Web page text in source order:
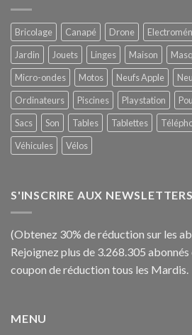
Bricolage Canapé Drone
Jardin
Jouets Linges Maison
Micro-ondes
Motos Neufs Apple
Ordinateurs
Piscines Playstation
Sacs
Son Tables Tablettes
Véhicules
Vélos
S'INSCRIRE AUX NEWSLETTERS
(Obtenez 30% de réduction sur les
Rejoignez plus de 3.268.305
coupon de réduction tous les Mardis.
MENU